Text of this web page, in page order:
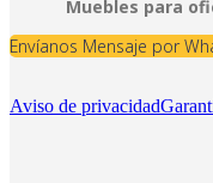
Muebles para
Envíanos Mensaje por
Aviso de privacidad